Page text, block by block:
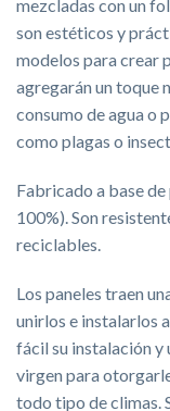
mezcladas con un
son estéticos y
modelos para crear
agregarán un toque
consumo de agua o
como plagas o
Fabricado a base
100%). Son
reciclables.
Los paneles traen
unirlos e instalarlos
fácil su instalación y
virgen para
todo tipo de climas.